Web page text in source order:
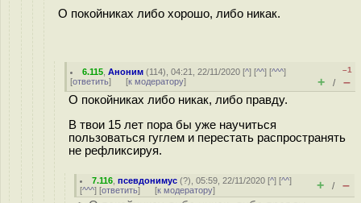
О покойниках либо хорошо, либо никак.
6.115 ,Аноним (114), 04:21, 22/11/2020 [^] [^^] [^^^]
[ответить] [к модератору]
–1
+ / –
О покойниках либо никак, либо правду.
В твои 15 лет пора бы уже научиться
пользоваться гуглем и перестать распространять
не рефликсируя.
7.116 ,псевдонимус (?), 05:59, 22/11/2020 [^] [^^]
[^^^] [ответить] [к модератору] + / –